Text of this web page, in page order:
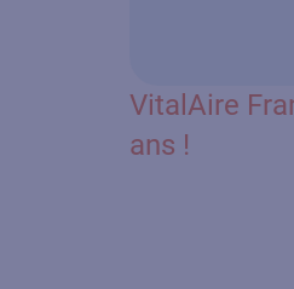
VitalAire
ans !